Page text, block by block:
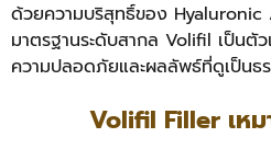
ด้วยความบริสุทธิ์ของ Hyaluronic
มาตรฐานระดับสากล Volifil เป็นตัว
ความปลอดภัยและผลลัพธ์ที่ดูเป็นธ
Volifil Filler เหม